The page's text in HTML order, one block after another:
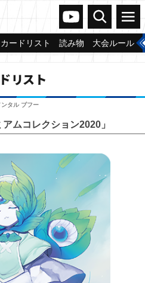
ヴァンガードch
検索 メニュー
カードリスト 読み物 大会ルール
リスト
タル ブフー
ムコレクション2020」